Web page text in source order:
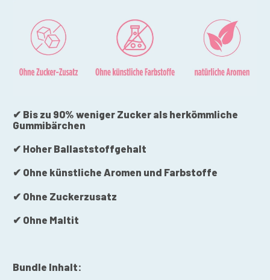
✔ Bis zu 90% weniger Zucker als herkömmliche
Gummibärchen
✔ Hoher Ballaststoffgehalt
✔ Ohne künstliche Aromen und Farbstoffe
✔ Ohne Zuckerzusatz
✔ Ohne Maltit
Bundle Inhalt: